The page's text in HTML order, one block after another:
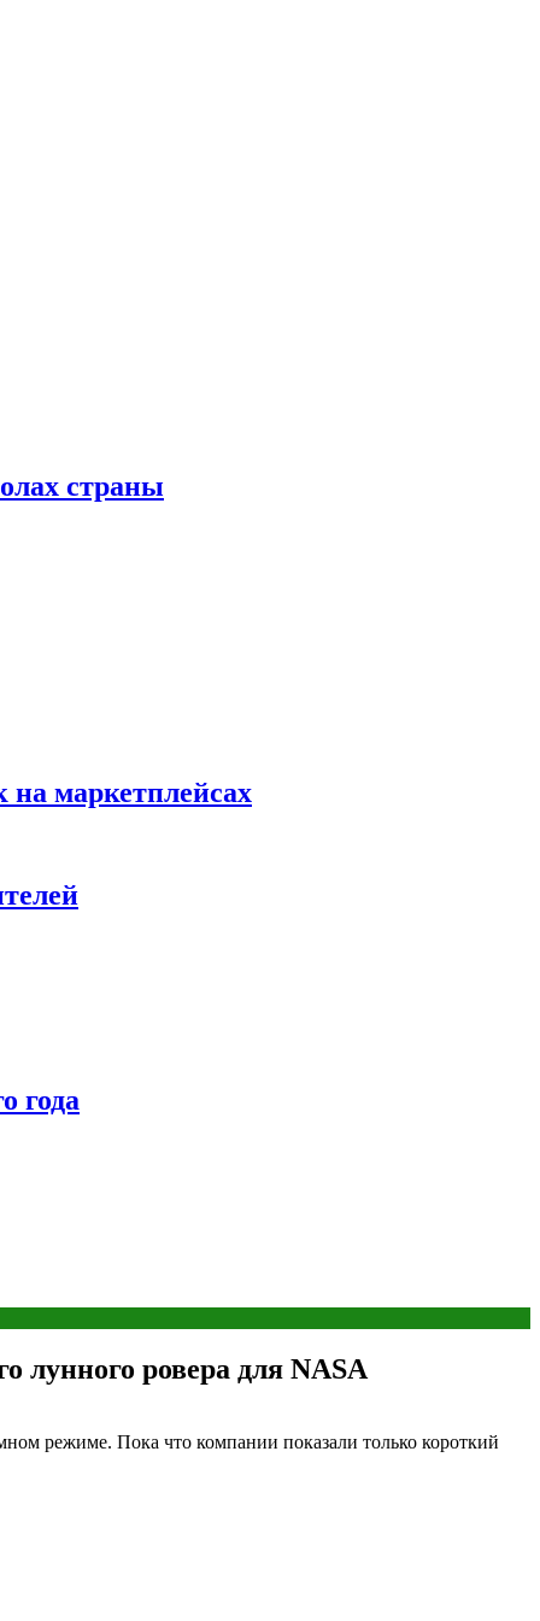
страны
на маркетплейсах
года
лунного ровера для NASA
режиме. Пока что компании показали только короткий